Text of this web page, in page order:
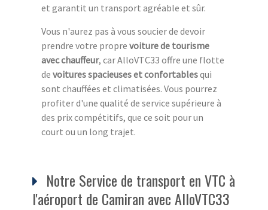
et garantit un transport agréable et sûr.
Vous n'aurez pas à vous soucier de devoir
prendre votre propre voiture de tourisme
avec chauffeur, car AlloVTC33 offre une flotte
de voitures spacieuses et confortablesqui
sont chauffées et climatisées. Vous pourrez
profiter d'une qualité de service supérieure à
des prix compétitifs, que ce soit pour un
court ou un long trajet.
Notre Service de transport en VTC à
l'aéroport de Camiran avec AlloVTC33